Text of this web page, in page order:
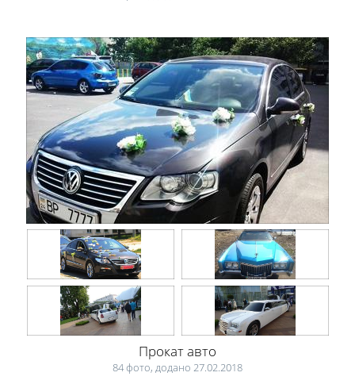
Прокат авто
84 фото, додано 27.02.2018